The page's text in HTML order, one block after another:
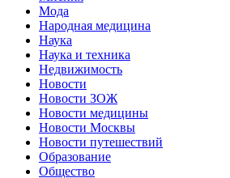
Мода
Народная медицина
Наука
Наука и техника
Недвижимость
Новости
Новости ЗОЖ
Новости медицины
Новости Москвы
Новости путешествий
Образование
Общество